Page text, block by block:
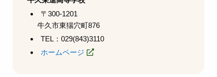
〒300-1201
牛久市東猯穴町876
TEL：029(843)3110
ホームページ